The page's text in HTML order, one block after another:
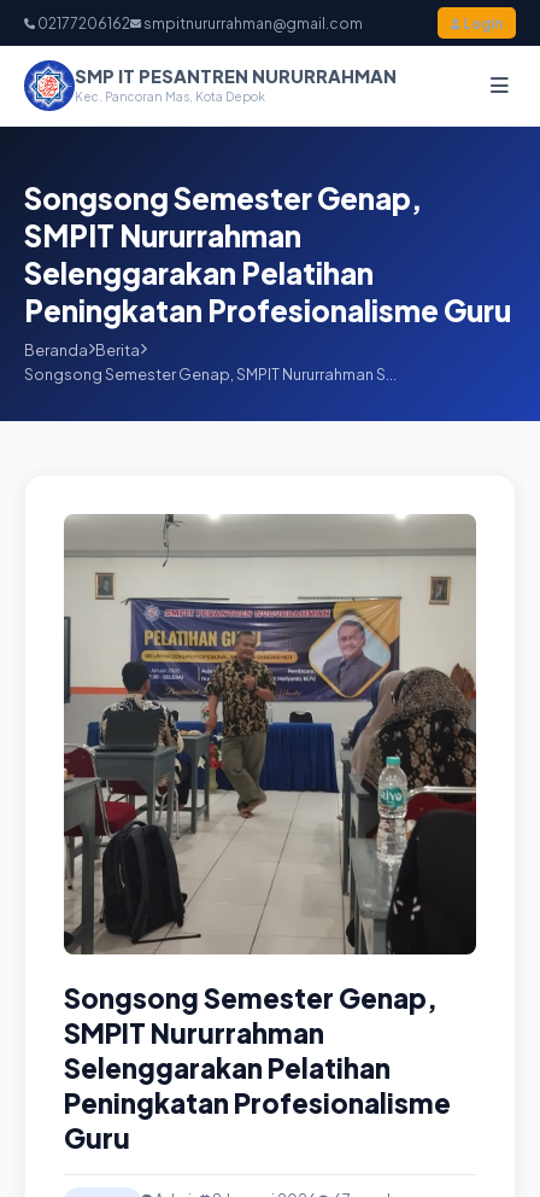
02177206162 smpitnururrahman@gmail.com Login
SMP IT PESANTREN NURURRAHMAN
Kec. Pancoran Mas, Kota Depok
Songsong Semester Genap,
SMPIT Nururrahman
Selenggarakan Pelatihan
Peningkatan Profesionalisme Guru
Beranda Berita
Songsong Semester Genap, SMPIT Nururrahman S…
Songsong Semester Genap,
SMPIT Nururrahman
Selenggarakan Pelatihan
Peningkatan Profesionalisme
Guru